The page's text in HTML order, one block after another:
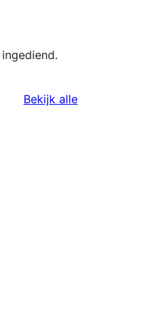
Bekijk alle